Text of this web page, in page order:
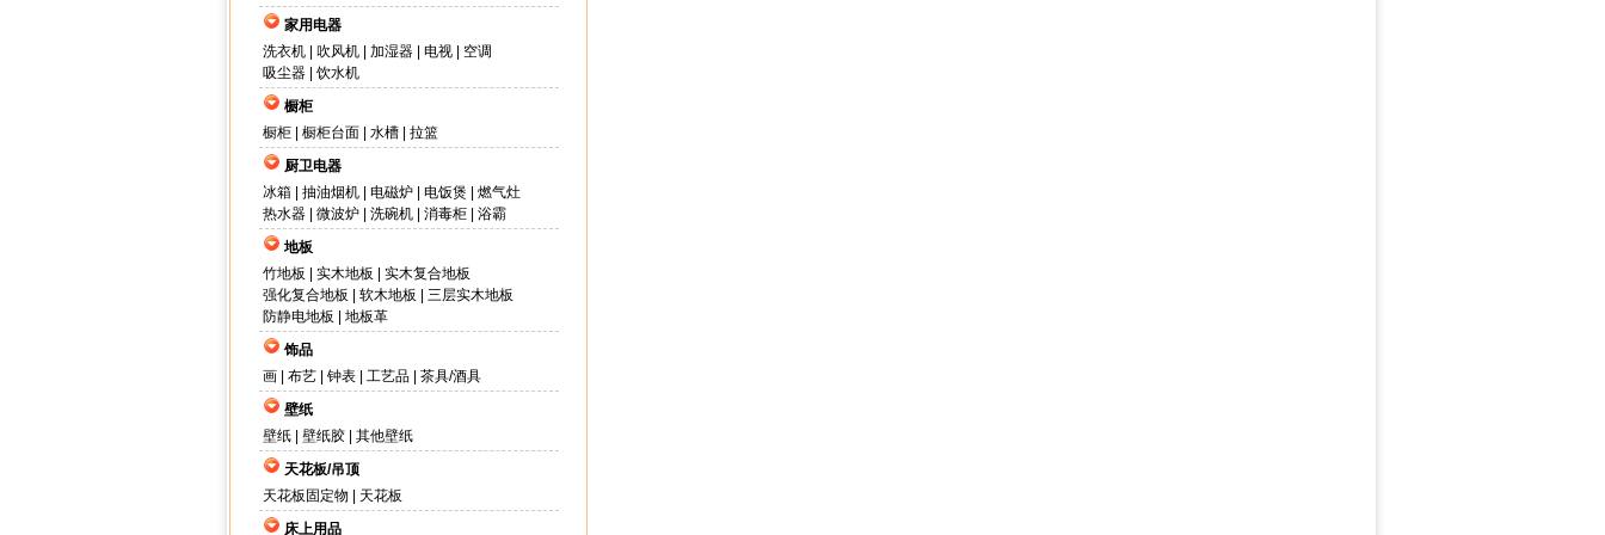
家用电器
洗衣机| 吹风机| 加湿器| 电视|
空调
吸尘器| 饮水机
橱柜
橱柜| 橱柜台面| 水槽| 拉篮
厨卫电器
冰箱| 抽油烟机| 电磁炉| 电饭煲
燃气灶
热水器| 微波炉| 洗碗机| 消毒柜| 浴霸
地板
竹地板
实木地板
实木复合地板
强化复合地板
软木地板
三层实木地板
防静电地板
地板革
饰品
画| 布艺| 钟表| 工艺品| 茶具/酒具
壁纸
壁纸| 壁纸胶| 其他壁纸
天花板/吊顶
天花板固定物
天花板
床上用品